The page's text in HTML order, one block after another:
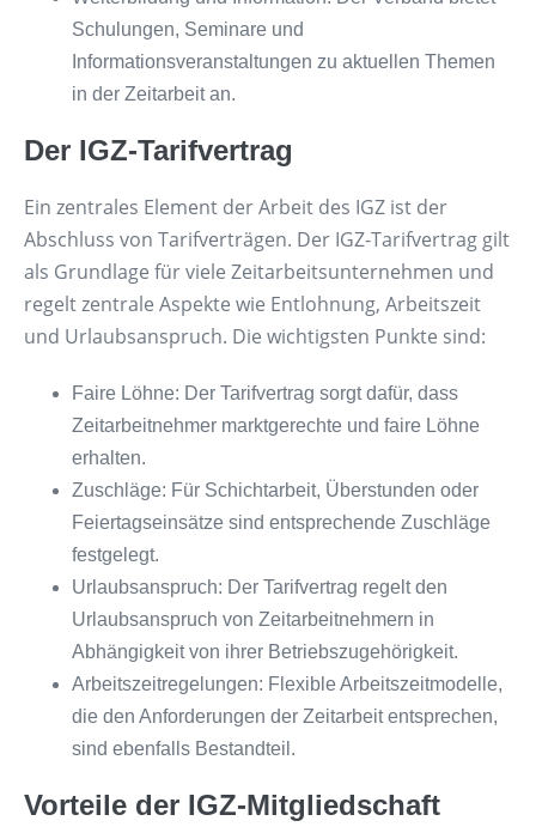
Schulungen, Seminare und
Informationsveranstaltungen zu aktuellen Themen
in der Zeitarbeit an.
Der IGZ-Tarifvertrag
Ein zentrales Element der Arbeit des IGZ ist der
Abschluss von Tarifverträgen. Der IGZ-Tarifvertrag gilt
als Grundlage für viele Zeitarbeitsunternehmen und
regelt zentrale Aspekte wie Entlohnung, Arbeitszeit
und Urlaubsanspruch. Die wichtigsten Punkte sind:
Faire Löhne: Der Tarifvertrag sorgt dafür, dass
Zeitarbeitnehmer marktgerechte und faire Löhne
erhalten.
Zuschläge: Für Schichtarbeit, Überstunden oder
Feiertagseinsätze sind entsprechende Zuschläge
festgelegt.
Urlaubsanspruch: Der Tarifvertrag regelt den
Urlaubsanspruch von Zeitarbeitnehmern in
Abhängigkeit von ihrer Betriebszugehörigkeit.
Arbeitszeitregelungen: Flexible Arbeitszeitmodelle,
die den Anforderungen der Zeitarbeit entsprechen,
sind ebenfalls Bestandteil.
Vorteile der IGZ-Mitgliedschaft